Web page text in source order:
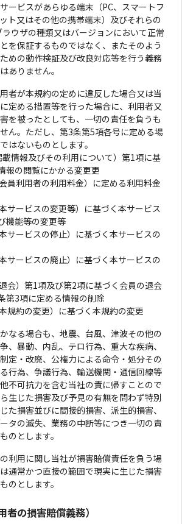
ービスがあらゆる端末（PC、スマートフ
ト又はその他の携帯端末）及びそれらの
ラウザの種類又はバージョンにおいて正常
を保証するものではなく、またそのよう
めの動作検証及び改良対応等を行う義務
ありません。
者が本規約の定めに違反した場合又は当
定める措置等を行った場合に、利用者又
を被ったとしても、一切の責任を負うも
ん。ただし、第3条第5項各号に定める場
はないものとします。
情報及びその利用について）第1項に基
報の閲覧にかかる変更更
員利用者の利用料金）に定める利用料金
サービスの変更等）に基づく本サービス
機能等の変更等
サービスの停止）に基づく本サービスの
サービスの廃止）に基づく本サービスの
会）第1項及び第2項に基づく会員の退会
第3項に定める情報の削除
規約の変更）に基づく本規約の変更
なる場合も、地震、台風、津波その他の
、暴動、内乱、テロ行為、重大な疾病、
定・改廃、公権力による命令・処分その
行為、争議行為、輸送機関・通信回線等
不可抗力を含む当社の責に帰すことので
生じた損害及び予見の有無を問わず特別
た損害並びに間接的損害、派生的損害、
タの滅失、業務の中断等につき一切の責
のとします。
利用に関し当社が損害賠償責任を負う場
通常かつ直接の範囲で現実に生じた損害
のとします。
者の損害賠償義務）